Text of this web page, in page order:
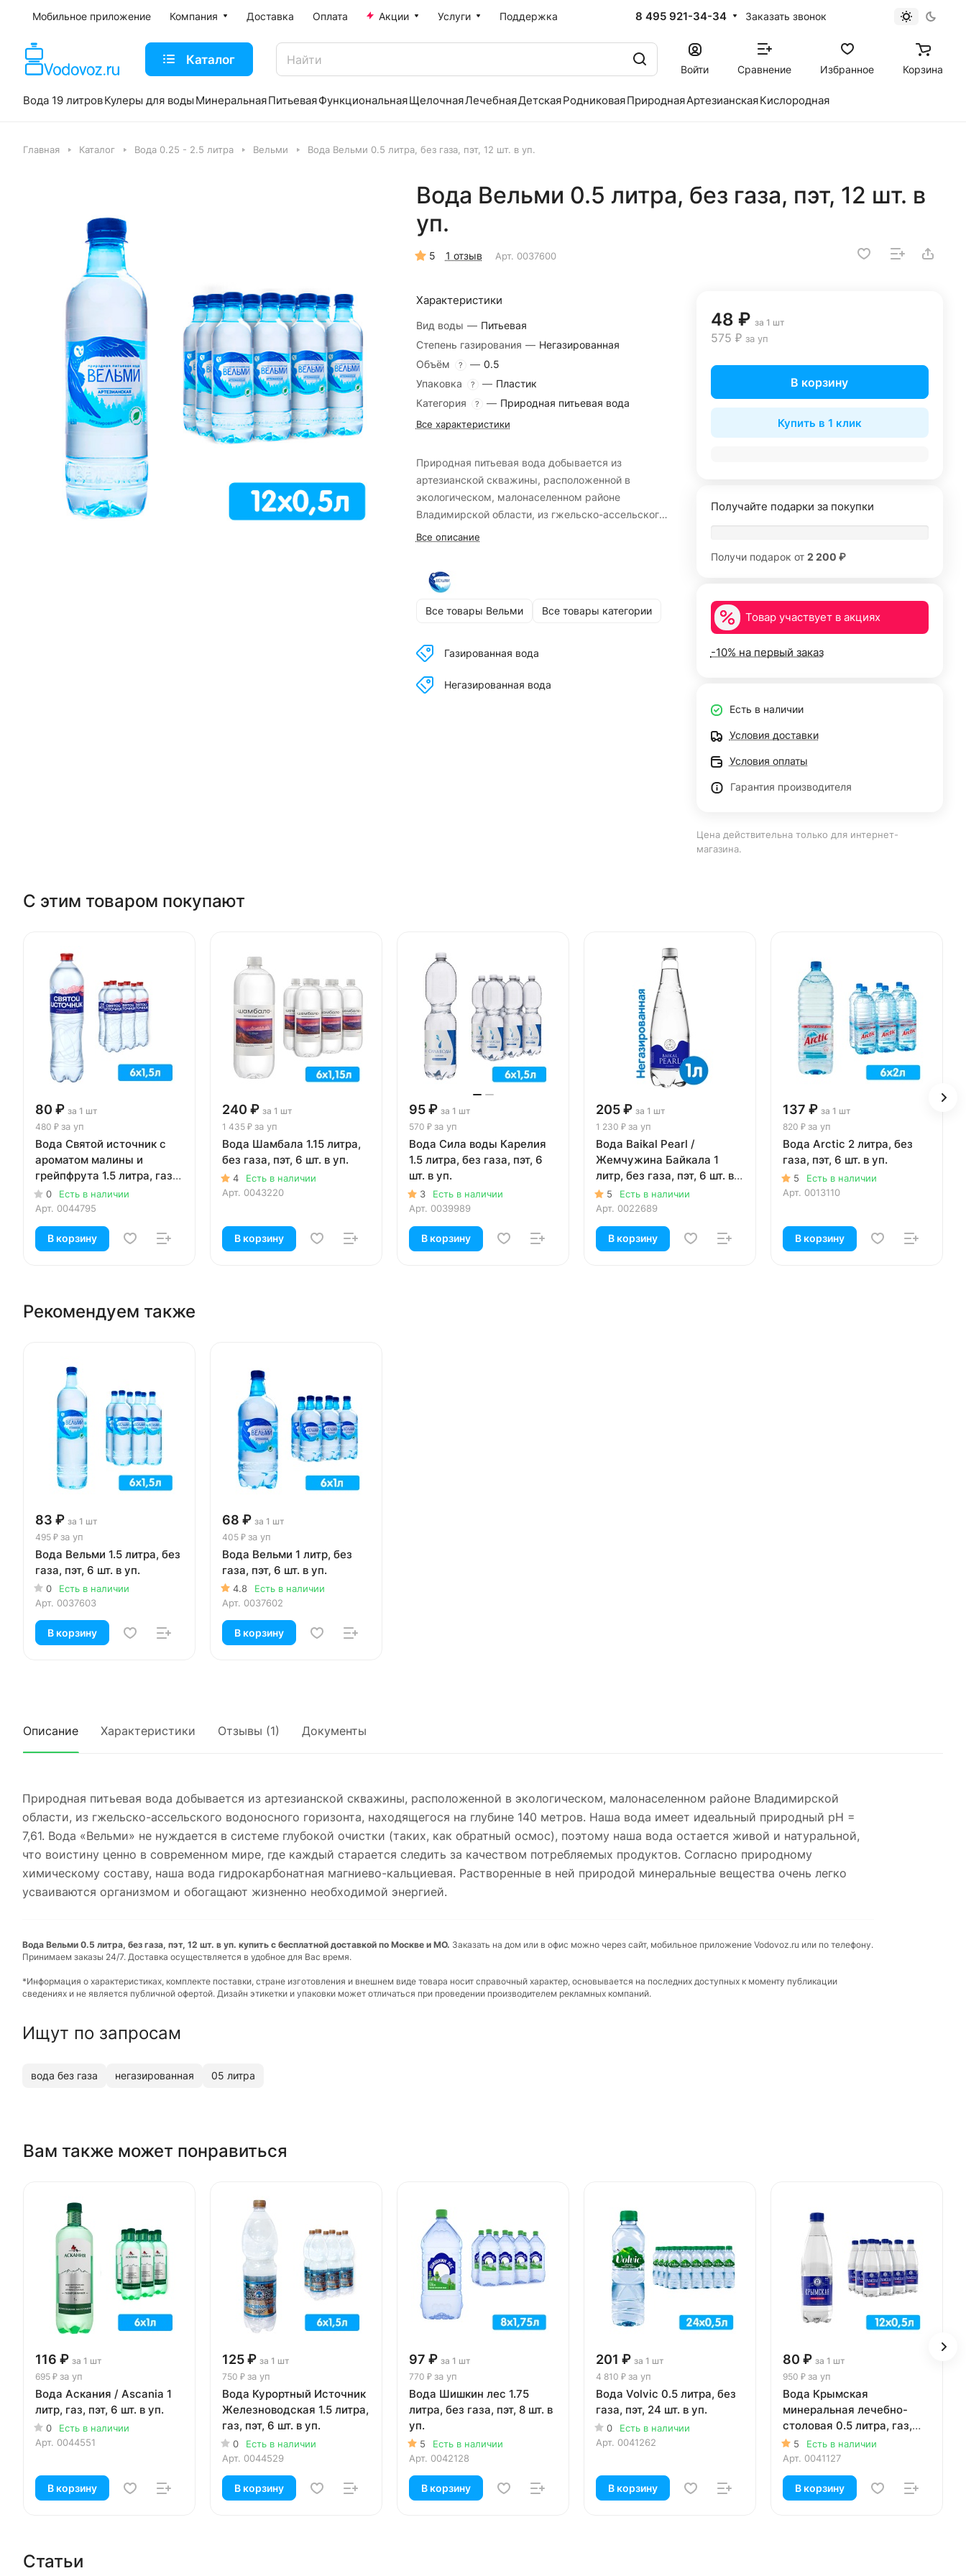
Мобильное приложение Компания Доставка Оплата Акции Услуги Поддержка 8 495 921-34-34 Заказать звонок
Каталог
Войти Сравнение Избранное Корзина
Вода 19 литровКулеры для воды МинеральнаяПитьеваяФункциональнаяЩелочнаяЛечебнаяДетскаяРодниковаяПрироднаяАртезианскаяКислородная
Главная Каталог Вода 0.25 - 2.5 литра Вельми Вода Вельми 0.5 литра, без газа, пэт, 12 шт. в уп.
Вода Вельми 0.5 литра, без газа, пэт, 12 шт. в
уп.
5 1 отзыв Арт. 0037600
Характеристики
Вид воды — Питьевая
Степень газирования — Негазированная
Объём
? — 0.5
Упаковка
? — Пластик
Категория
? — Природная питьевая вода
Все характеристики
Природная питьевая вода добывается из
артезианской скважины, расположенной в
экологическом, малонаселенном районе
Владимирской области, из гжельско-ассельского
водоносного горизонта, находящегося на глубине
Все описание
Все товары Вельми Все товары категории
Газированная вода
Негазированная вода
48 ₽ за 1 шт
575 ₽ за уп
В корзину
Купить в 1 клик
Получайте подарки за покупки
Получи подарок от 2 200 ₽
Товар участвует в акциях
-10% на первый заказ
Есть в наличии
Условия доставки
Условия оплаты
Гарантия производителя
Цена действительна только для интернет-
магазина.
С этим товаром покупают
80 ₽ за 1 шт
480 ₽ за уп
Вода Святой источник с
ароматом малины и
грейпфрута 1.5 литра, газ,
пэт, 6 шт. в уп.
0
Есть в наличии
Арт. 0044795
В корзину
240 ₽ за 1 шт
1 435 ₽ за уп
Вода Шамбала 1.15 литра,
без газа, пэт, 6 шт. в уп.
4
Есть в наличии
Арт. 0043220
В корзину
95 ₽ за 1 шт
570 ₽ за уп
Вода Сила воды Карелия
1.5 литра, без газа, пэт, 6
шт. в уп.
3
Есть в наличии
Арт. 0039989
В корзину
205 ₽ за 1 шт
1 230 ₽ за уп
Вода Baikal Pearl /
Жемчужина Байкала 1
литр, без газа, пэт, 6 шт. в
уп.
5
Есть в наличии
Арт. 0022689
В корзину
137 ₽ за 1 шт
820 ₽ за уп
Вода Arctic 2 литра, без
газа, пэт, 6 шт. в уп.
5
Есть в наличии
Арт. 0013110
В корзину
Рекомендуем также
83 ₽ за 1 шт
495 ₽ за уп
Вода Вельми 1.5 литра, без
газа, пэт, 6 шт. в уп.
0
Есть в наличии
Арт. 0037603
В корзину
68 ₽ за 1 шт
405 ₽ за уп
Вода Вельми 1 литр, без
газа, пэт, 6 шт. в уп.
4.8
Есть в наличии
Арт. 0037602
В корзину
Описание Характеристики Отзывы (1) Документы
Природная питьевая вода добывается из артезианской скважины, расположенной в экологическом, малонаселенном районе Владимирской
области, из гжельско-ассельского водоносного горизонта, находящегося на глубине 140 метров. Наша вода имеет идеальный природный pH =
7,61. Вода «Вельми» не нуждается в системе глубокой очистки (таких, как обратный осмос), поэтому наша вода остается живой и натуральной,
что воистину ценно в современном мире, где каждый старается следить за качеством потребляемых продуктов. Согласно природному
химическому составу, наша вода гидрокарбонатная магниево-кальциевая. Растворенные в ней природой минеральные вещества очень легко
усваиваются организмом и обогащают жизненно необходимой энергией.
Вода Вельми 0.5 литра, без газа, пэт, 12 шт. в уп. купить с бесплатной доставкой по Москве и МО. Заказать на дом или в офис можно через сайт, мобильное приложение Vodovoz.ru или по телефону.
Принимаем заказы 24/7. Доставка осуществляется в удобное для Вас время.
*Информация о характеристиках, комплекте поставки, стране изготовления и внешнем виде товара носит справочный характер, основывается на последних доступных к моменту публикации
сведениях и не является публичной офертой. Дизайн этикетки и упаковки может отличаться при проведении производителем рекламных компаний.
Ищут по запросам
вода без газа негазированная 05 литра
Вам также может понравиться
116 ₽ за 1 шт
695 ₽ за уп
Вода Аскания / Ascania 1
литр, газ, пэт, 6 шт. в уп.
0
Есть в наличии
Арт. 0044551
В корзину
125 ₽ за 1 шт
750 ₽ за уп
Вода Курортный Источник
Железноводская 1.5 литра,
газ, пэт, 6 шт. в уп.
0
Есть в наличии
Арт. 0044529
В корзину
97 ₽ за 1 шт
770 ₽ за уп
Вода Шишкин лес 1.75
литра, без газа, пэт, 8 шт. в
уп.
5
Есть в наличии
Арт. 0042128
В корзину
201 ₽ за 1 шт
4 810 ₽ за уп
Вода Volvic 0.5 литра, без
газа, пэт, 24 шт. в уп.
0
Есть в наличии
Арт. 0041262
В корзину
80 ₽ за 1 шт
950 ₽ за уп
Вода Крымская
минеральная лечебно-
столовая 0.5 литра, газ,
пэт, 12 шт. в уп.
5
Есть в наличии
Арт. 0041127
В корзину
Статьи